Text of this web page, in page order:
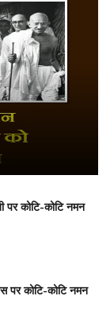
पर कोटि-कोटि नमन
पर कोटि-कोटि नमन